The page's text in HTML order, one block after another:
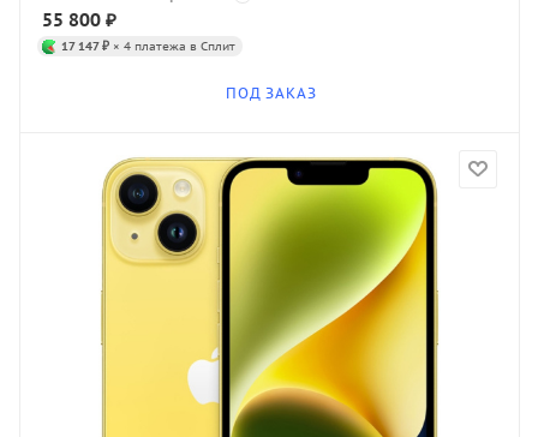
55 800 ₽
17 147 ₽ × 4 платежа в Сплит
ПОД ЗАКАЗ